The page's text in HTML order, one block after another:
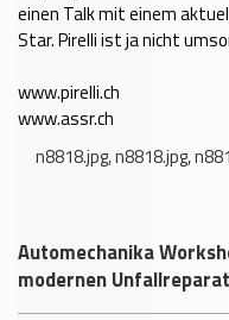
einen Talk mit einem
Star. Pirelli ist ja nicht
www.pirelli.ch
www.assr.ch
n8818.jpg,n8818.jpg,
Automechanika
modernen